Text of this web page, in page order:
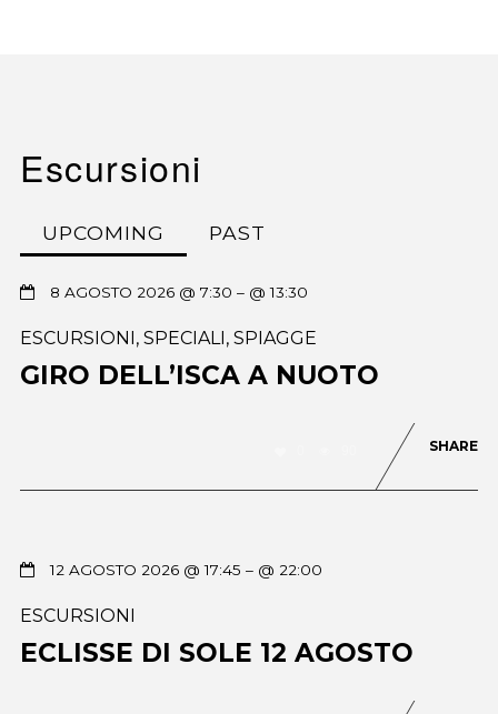
Escursioni
UPCOMING PAST
8 AGOSTO 2026 @ 7:30 – @ 13:30
ESCURSIONI, SPECIALI, SPIAGGE
GIRO DELL’ISCA A NUOTO
SHARE
12 AGOSTO 2026 @ 17:45 – @ 22:00
ESCURSIONI
ECLISSE DI SOLE 12 AGOSTO